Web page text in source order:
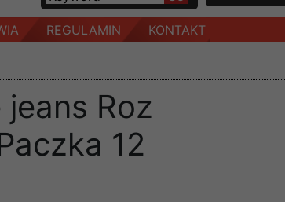
REGULAMIN KONTAKT
Roz
12